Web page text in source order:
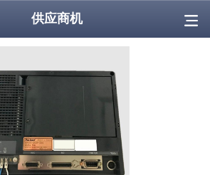
供应商机